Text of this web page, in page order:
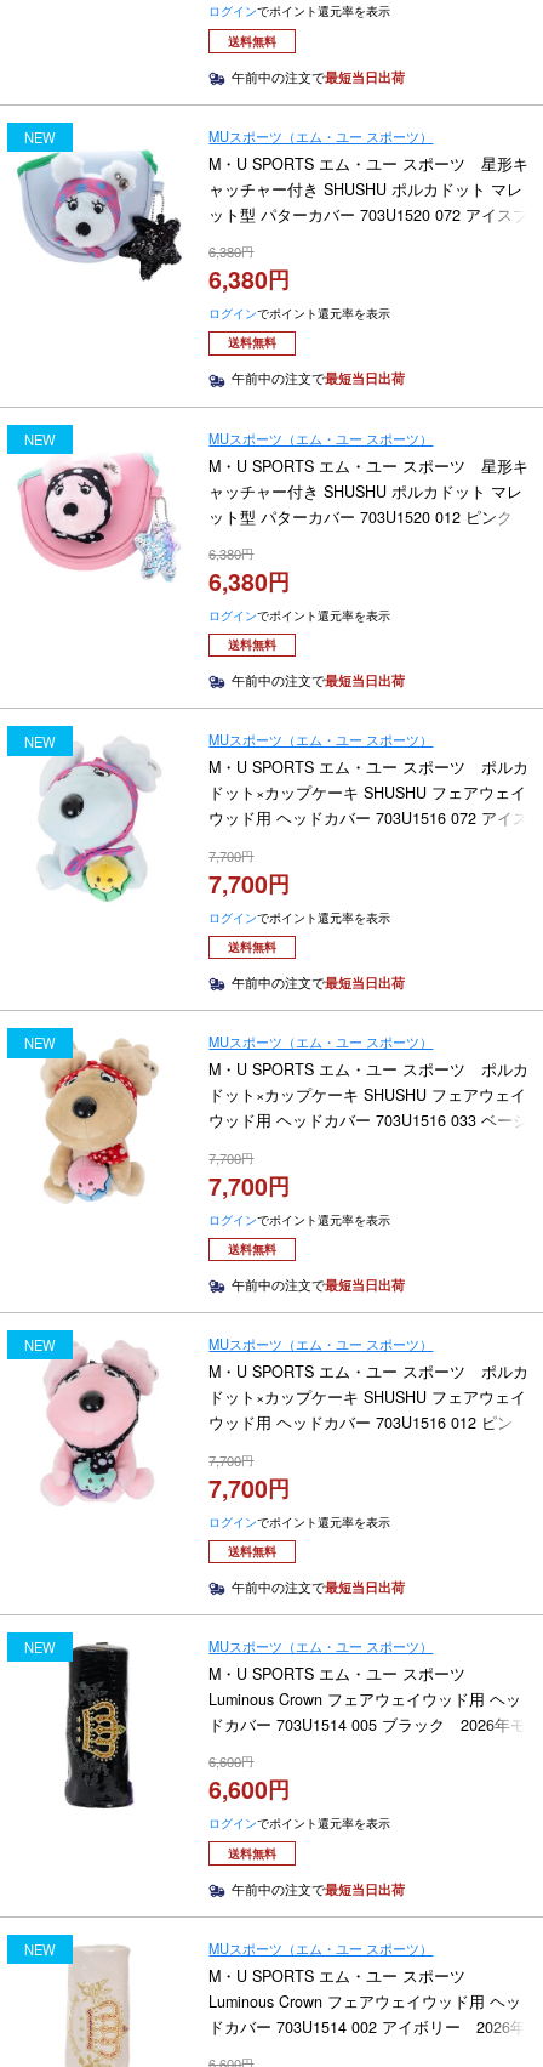
ログインでポイント還元率を表示
送料無料
午前中の注文で最短当日出荷
NEW MUスポーツ（エム・ユー スポーツ）
M・U SPORTS エム・ユー スポーツ 星形キ
ャッチャー付き SHUSHU ポルカドット マレ
ット型 パターカバー 703U1520 072 アイスブ
6,380
6,380
ログインでポイント還元率を表示
送料無料
午前中の注文で最短当日出荷
NEW MUスポーツ（エム・ユー スポーツ）
M・U SPORTS エム・ユー スポーツ 星形キ
ャッチャー付き SHUSHU ポルカドット マレ
ット型 パターカバー 703U1520 012 ピンク
6,380
6,380
ログインでポイント還元率を表示
送料無料
午前中の注文で最短当日出荷
NEW MUスポーツ（エム・ユー スポーツ）
M・U SPORTS エム・ユー スポーツ ポルカ
ドット×カップケーキ SHUSHU フェアウェイ
ウッド用 ヘッドカバー 703U1516 072 アイス
7,700
7,700
ログインでポイント還元率を表示
送料無料
午前中の注文で最短当日出荷
NEW MUスポーツ（エム・ユー スポーツ）
M・U SPORTS エム・ユー スポーツ ポルカ
ドット×カップケーキ SHUSHU フェアウェイ
ウッド用 ヘッドカバー 703U1516 033 ベージ
7,700
7,700
ログインでポイント還元率を表示
送料無料
午前中の注文で最短当日出荷
NEW MUスポーツ（エム・ユー スポーツ）
M・U SPORTS エム・ユー スポーツ ポルカ
ドット×カップケーキ SHUSHU フェアウェイ
ウッド用 ヘッドカバー 703U1516 012 ピン
7,700
7,700
ログインでポイント還元率を表示
送料無料
午前中の注文で最短当日出荷
NEW MUスポーツ（エム・ユー スポーツ）
M・U SPORTS エム・ユー スポーツ
Luminous Crown フェアウェイウッド用 ヘッ
ドカバー 703U1514 005 ブラック 2026年モ
6,600
6,600
ログインでポイント還元率を表示
送料無料
午前中の注文で最短当日出荷
NEW MUスポーツ（エム・ユー スポーツ）
M・U SPORTS エム・ユー スポーツ
Luminous Crown フェアウェイウッド用 ヘッ
ドカバー 703U1514 002 アイボリー 2026年